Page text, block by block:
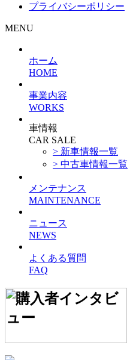
プライバシーポリシー
MENU
ホーム
HOME
事業内容
WORKS
車情報
CAR SALE
> 新車情報一覧
> 中古車情報一覧
メンテナンス
MAINTENANCE
ニュース
NEWS
よくある質問
FAQ